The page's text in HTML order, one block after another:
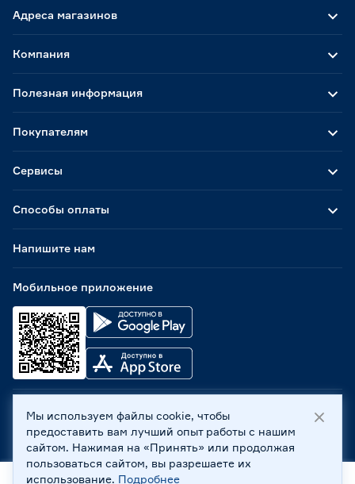
Адреса магазинов
Способы оплаты
Мобильное приложение
Компания
Полезная информация
Покупателям
Сервисы
Напишите нам
ООО «Бауцентр Рус» 2004 -2026, 236029, г. Калининград,
ул. А.Невского, 205. ИНН 7702596813, КПП 390601001 ©
Все права защищены
Политика обработки персональных данных
Мы используем файлы cookie, чтобы
предоставить вам лучший опыт работы с нашим
сайтом. Нажимая на «Принять» или продолжая
пользоваться сайтом, вы разрешаете их
использование. Подробнее